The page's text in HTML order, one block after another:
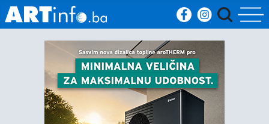
Početna
Vijesti
Sport